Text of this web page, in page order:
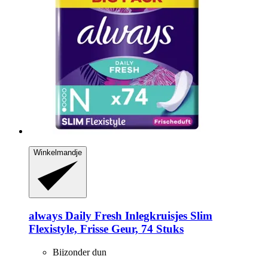
Winkelmandje
always Daily Fresh Inlegkruisjes Slim
Flexistyle, Frisse Geur, 74 Stuks
Bijzonder dun